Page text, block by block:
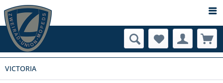
VICTORIA